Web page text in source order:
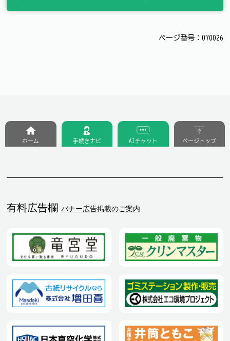
ページ番号：070026
有料広告欄 バナー広告掲載のご案内
ホーム 手続きナビ AIチャット ページトップ